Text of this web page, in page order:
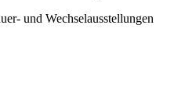
und Wechselausstellungen